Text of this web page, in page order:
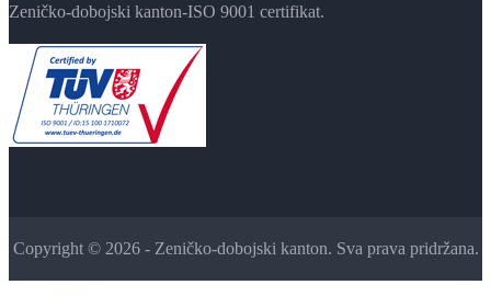
Zeničko-dobojski kanton-ISO 9001 certifikat.
Copyright © 2026 - Zeničko-dobojski kanton. Sva prava pridržana.